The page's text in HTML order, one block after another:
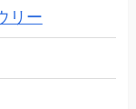
リー